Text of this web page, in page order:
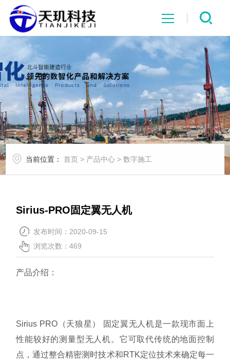
网站首页
系统中心
解决方案
项目案例
产品中心
行业资讯
当前位置： 首页 > 产品中心 >数字施工
Sirius-PRO固定翼无人机
发布时间：2020-09-15
浏览次数：469
产品介绍：
Sirius PRO（天狼星） 固定翼无人机是一款现市面上
性能较好的测量型无人机。它可取代传统的地面控制
点，通过整合精密测时技术和RTK定位技术来确定每一